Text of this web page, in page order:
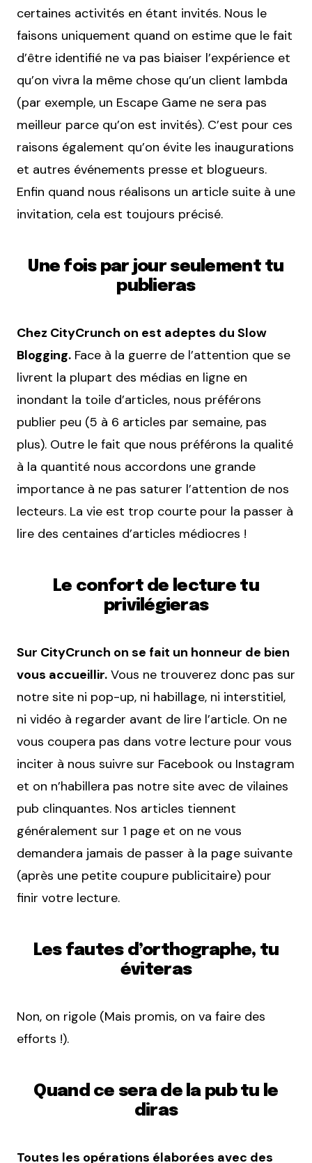
certaines activités en étant invités. Nous le
faisons uniquement quand on estime que le fait
d’être identifié ne va pas biaiser l’expérience et
qu’on vivra la même chose qu’un client lambda
(par exemple, un Escape Game ne sera pas
meilleur parce qu’on est invités). C’est pour ces
raisons également qu’on évite les inaugurations
et autres événements presse et blogueurs.
Enfin quand nous réalisons un article suite à une
invitation, cela est toujours précisé.
Une fois par jour seulement tu
publieras
Chez CityCrunch on est adeptes du Slow
Blogging. Face à la guerre de l’attention que se
livrent la plupart des médias en ligne en
inondant la toile d’articles, nous préférons
publier peu (5 à 6 articles par semaine, pas
plus). Outre le fait que nous préférons la qualité
à la quantité nous accordons une grande
importance à ne pas saturer l’attention de nos
lecteurs. La vie est trop courte pour la passer à
lire des centaines d’articles médiocres !
Le confort de lecture tu
privilégieras
Sur CityCrunch on se fait un honneur de bien
vous accueillir. Vous ne trouverez donc pas sur
notre site ni pop-up, ni habillage, ni interstitiel,
ni vidéo à regarder avant de lire l’article. On ne
vous coupera pas dans votre lecture pour vous
inciter à nous suivre sur Facebook ou Instagram
et on n’habillera pas notre site avec de vilaines
pub clinquantes. Nos articles tiennent
généralement sur 1 page et on ne vous
demandera jamais de passer à la page suivante
(après une petite coupure publicitaire) pour
finir votre lecture.
Les fautes d’orthographe, tu
éviteras
Non, on rigole (Mais promis, on va faire des
efforts !).
Quand ce sera de la pub tu le
diras
Toutes les opérations élaborées avec des